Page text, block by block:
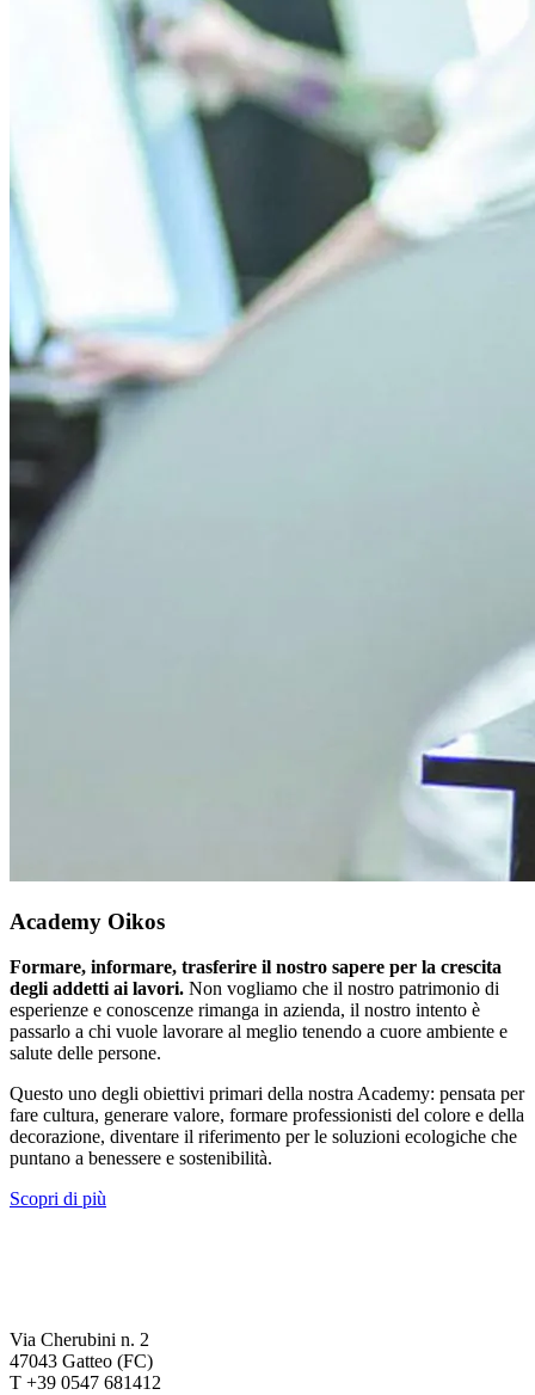
Academy Oikos
Formare, informare, trasferire il nostro sapere per la crescita
degli addetti ai lavori. Non vogliamo che il nostro patrimonio di
esperienze e conoscenze rimanga in azienda, il nostro intento è
passarlo a chi vuole lavorare al meglio tenendo a cuore ambiente e
salute delle persone.
Questo uno degli obiettivi primari della nostra Academy: pensata per
fare cultura, generare valore, formare professionisti del colore e della
decorazione, diventare il riferimento per le soluzioni ecologiche che
puntano a benessere e sostenibilità.
Scopri di più
Via Cherubini n. 2
47043 Gatteo (FC)
T +39 0547 681412